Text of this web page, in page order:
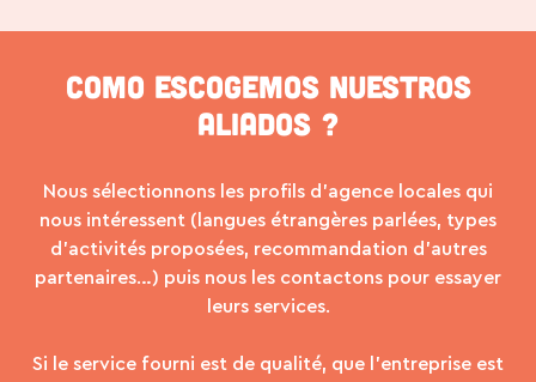
Como escogemos nuestros
aliados ?
Nous sélectionnons les profils d’agence locales qui
nous intéressent (langues étrangères parlées, types
d’activités proposées, recommandation d’autres
partenaires…) puis nous les contactons pour essayer
leurs services.
Si le service fourni est de qualité, que l’entreprise est